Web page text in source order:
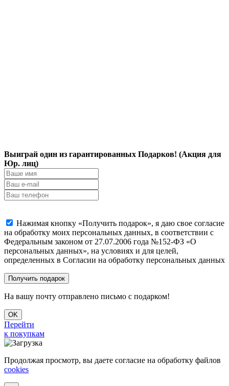
Выиграй один из гарантированных Подарков! (Акция для
Юр. лиц)
Нажимая кнопку «Получить подарок», я даю свое согласие
на обработку моих персональных данных, в соответствии с
Федеральным законом от 27.07.2006 года №152-ФЗ «О
персональных данных», на условиях и для целей,
определенных в Согласии на обработку персональных данных
На вашу почту отправлено письмо с подарком!
OK
Перейти
к покупкам
Продолжая просмотр, вы даете согласие на обработку файлов
cookies